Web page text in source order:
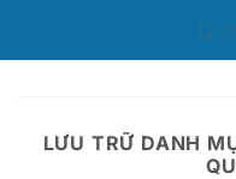
LƯU TRỮ DANH